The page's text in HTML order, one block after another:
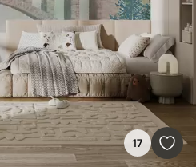
17